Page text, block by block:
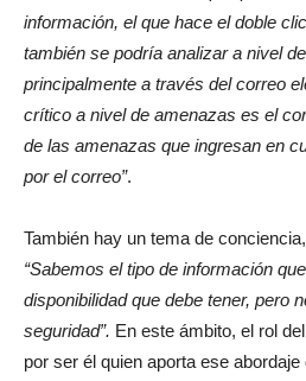
información, el que hace el doble
también se podría analizar a nivel
principalmente a través del correo
crítico a nivel de amenazas es el
de las amenazas que ingresan en
por el correo”.
También hay un tema de
“Sabemos el tipo de información
disponibilidad que debe tener, pero
seguridad”. En este ámbito, el rol
por ser él quien aporta ese